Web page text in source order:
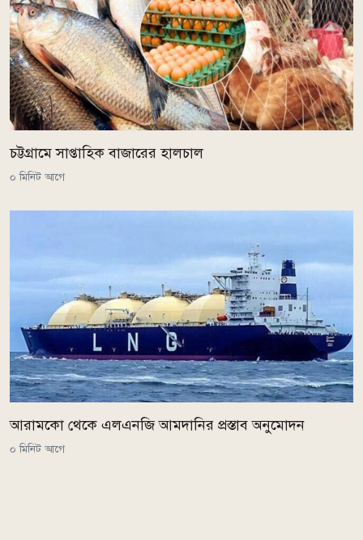
চট্টগ্রামে সাপ্তাহিক বাজারের হালচাল
০ মিনিট আগে
আরামকো থেকে এলএনজি আমদানির প্রস্তাব অনুমোদন
০ মিনিট আগে